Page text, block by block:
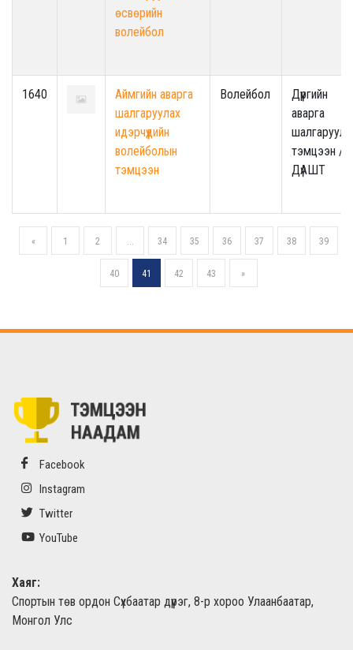
өсвөрийн
волейбол
1640
Аймгийн аварга
шалгаруулах
идэрчүүдийн
волейболын
тэмцээн
Волейбол
Дүүргийн
аварга
тэмцээн /
ДүАШТ
« 1 2 ... 34 35 36 37 38 39
40 41 42 43 »
Facebook
Instagram
Twitter
YouTube
Хаяг:
Спортын төв ордон Сүхбаатар дүүрэг, 8-р хороо Улаанбаатар,
Монгол Улс